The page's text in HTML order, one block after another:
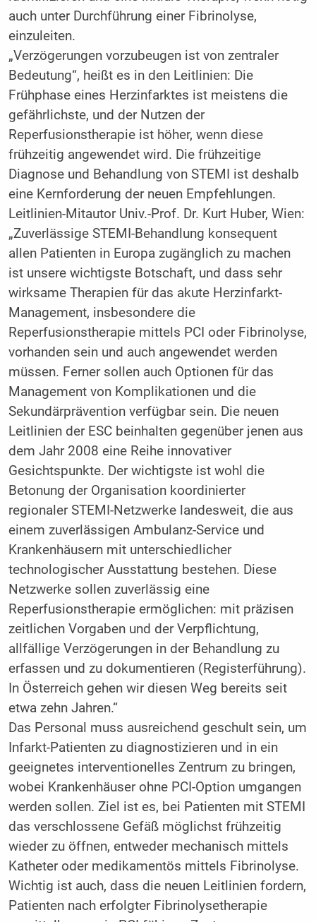
auch unter Durchführung einer Fibrinolyse,
einzuleiten.
„Verzögerungen vorzubeugen ist von zentraler
Bedeutung“, heißt es in den Leitlinien: Die
Frühphase eines Herzinfarktes ist meistens die
gefährlichste, und der Nutzen der
Reperfusionstherapie ist höher, wenn diese
frühzeitig angewendet wird. Die frühzeitige
Diagnose und Behandlung von STEMI ist deshalb
eine Kernforderung der neuen Empfehlungen.
Leitlinien-Mitautor Univ.-Prof. Dr. Kurt Huber, Wien:
„Zuverlässige STEMI-Behandlung konsequent
allen Patienten in Europa zugänglich zu machen
ist unsere wichtigste Botschaft, und dass sehr
wirksame Therapien für das akute Herzinfarkt-
Management, insbesondere die
Reperfusionstherapie mittels PCI oder Fibrinolyse,
vorhanden sein und auch angewendet werden
müssen. Ferner sollen auch Optionen für das
Management von Komplikationen und die
Sekundärprävention verfügbar sein. Die neuen
Leitlinien der ESC beinhalten gegenüber jenen aus
dem Jahr 2008 eine Reihe innovativer
Gesichtspunkte. Der wichtigste ist wohl die
Betonung der Organisation koordinierter
regionaler STEMI-Netzwerke landesweit, die aus
einem zuverlässigen Ambulanz-Service und
Krankenhäusern mit unterschiedlicher
technologischer Ausstattung bestehen. Diese
Netzwerke sollen zuverlässig eine
Reperfusionstherapie ermöglichen: mit präzisen
zeitlichen Vorgaben und der Verpflichtung,
allfällige Verzögerungen in der Behandlung zu
erfassen und zu dokumentieren (Registerführung).
In Österreich gehen wir diesen Weg bereits seit
etwa zehn Jahren.“
Das Personal muss ausreichend geschult sein, um
Infarkt-Patienten zu diagnostizieren und in ein
geeignetes interventionelles Zentrum zu bringen,
wobei Krankenhäuser ohne PCI-Option umgangen
werden sollen. Ziel ist es, bei Patienten mit STEMI
das verschlossene Gefäß möglichst frühzeitig
wieder zu öffnen, entweder mechanisch mittels
Katheter oder medikamentös mittels Fibrinolyse.
Wichtig ist auch, dass die neuen Leitlinien fordern,
Patienten nach erfolgter Fibrinolysetherapie